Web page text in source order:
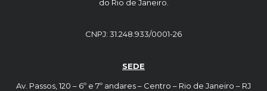
do Rio de Janeiro.
CNPJ: 31.248.933/0001-26
SEDE
Av. Passos, 120 – 6º e 7º andares – Centro – Rio de Janeiro – RJ